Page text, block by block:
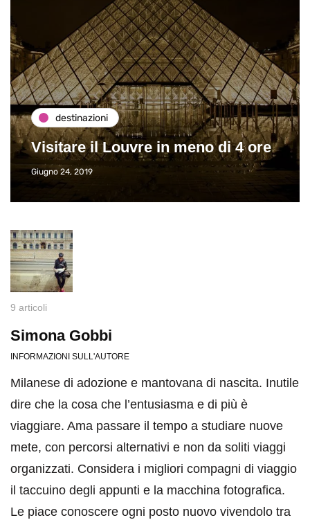
destinazioni
Visitare il Louvre in meno di 4 ore
Giugno 24, 2019
9 articoli
Simona Gobbi
INFORMAZIONI SULL'AUTORE
Milanese di adozione e mantovana di nascita. Inutile
dire che la cosa che l’entusiasma e di più è
viaggiare. Ama passare il tempo a studiare nuove
mete, con percorsi alternativi e non da soliti viaggi
organizzati. Considera i migliori compagni di viaggio
il taccuino degli appunti e la macchina fotografica.
Le piace conoscere ogni posto nuovo vivendolo tra